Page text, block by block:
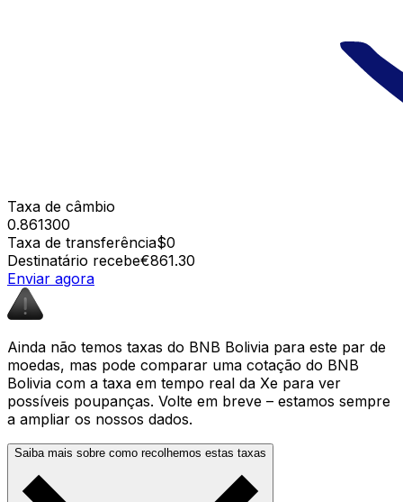
Taxa de câmbio
0.861300
Taxa de transferência$0
Destinatário recebe€861.30
Enviar agora
Ainda não temos taxas do BNB Bolivia para este par de
moedas, mas pode comparar uma cotação do BNB
Bolivia com a taxa em tempo real da Xe para ver
possíveis poupanças. Volte em breve – estamos sempre
a ampliar os nossos dados.
Saiba mais sobre como recolhemos estas taxas